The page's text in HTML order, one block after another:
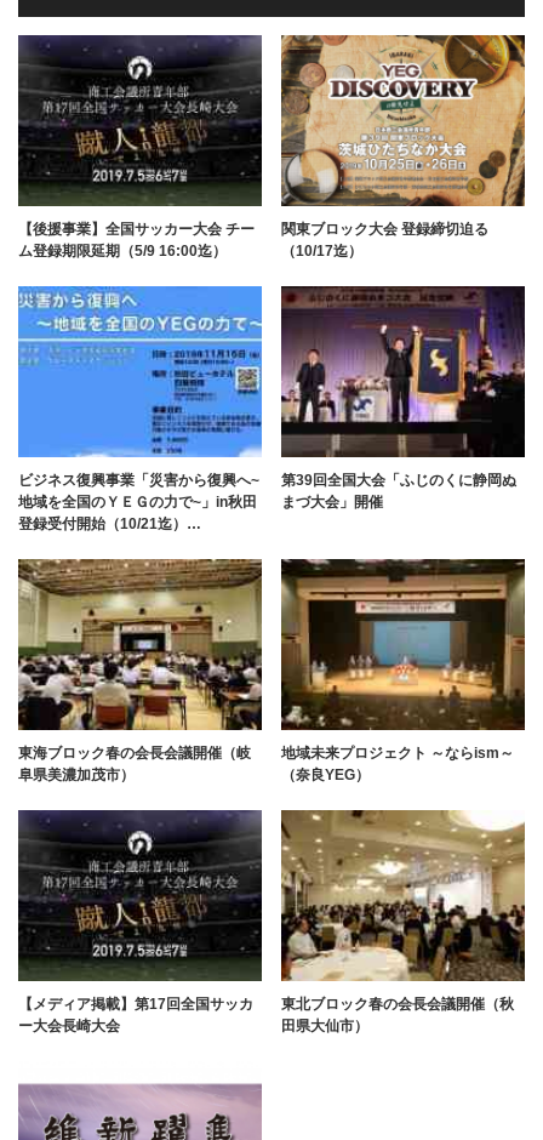
【後援事業】全国サッカー大会 チー
ム登録期限延期（5/9 16:00迄）
関東ブロック大会 登録締切迫る
（10/17迄）
ビジネス復興事業「災害から復興へ~
地域を全国のＹＥＧの力で~」in秋田
登録受付開始（10/21迄）…
第39回全国大会「ふじのくに静岡ぬ
まづ大会」開催
東海ブロック春の会長会議開催（岐
阜県美濃加茂市）
地域未来プロジェクト ～ならism～
（奈良YEG）
【メディア掲載】第17回全国サッカ
ー大会長崎大会
東北ブロック春の会長会議開催（秋
田県大仙市）